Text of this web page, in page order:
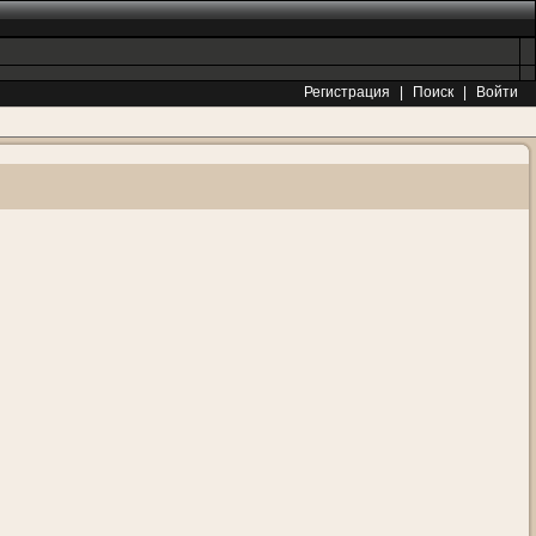
Регистрация Поиск
Войти